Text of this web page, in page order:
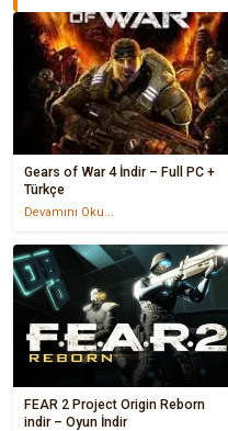
Gears of War 4 İndir – Full PC +
Türkçe
Devamını Oku...
FEAR 2 Project Origin Reborn
indir – Oyun İndir